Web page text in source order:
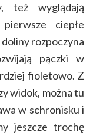
też wyglądają
ciepłe
rozpoczyna
pączki w
fioletowo. Z
widok, można tu
w schronisku i
jeszcze trochę